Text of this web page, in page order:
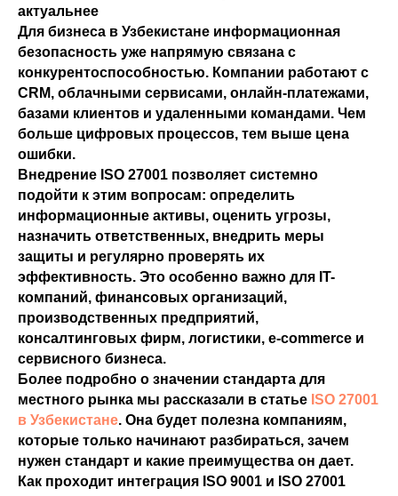
актуальнее
Для бизнеса в Узбекистане информационная
безопасность уже напрямую связана с
конкурентоспособностью. Компании работают с
CRM, облачными сервисами, онлайн-платежами,
базами клиентов и удаленными командами. Чем
больше цифровых процессов, тем выше цена
ошибки.
Внедрение ISO 27001 позволяет системно
подойти к этим вопросам: определить
информационные активы, оценить угрозы,
назначить ответственных, внедрить меры
защиты и регулярно проверять их
эффективность. Это особенно важно для IT-
компаний, финансовых организаций,
производственных предприятий,
консалтинговых фирм, логистики, e-commerce и
сервисного бизнеса.
Более подробно о значении стандарта для
местного рынка мы рассказали в статье ISO 27001
в Узбекистане. Она будет полезна компаниям,
которые только начинают разбираться, зачем
нужен стандарт и какие преимущества он дает.
Как проходит интеграция ISO 9001 и ISO 27001